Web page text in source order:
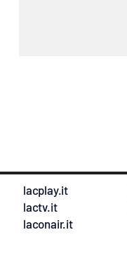
lacplay.it
lactv.it
laconair.it